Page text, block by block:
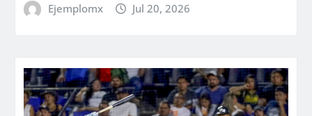
Ejemplomx Jul 20, 2026